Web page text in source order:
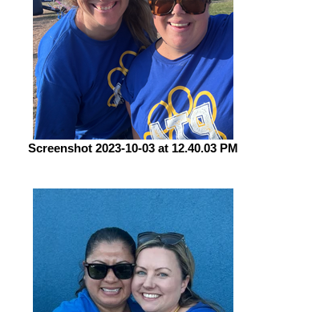
Screenshot 2023-10-03 at 12.40.03 PM